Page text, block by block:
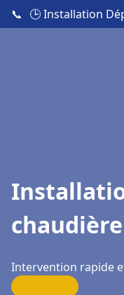
📞 🕒 Installation
Intervention rapide